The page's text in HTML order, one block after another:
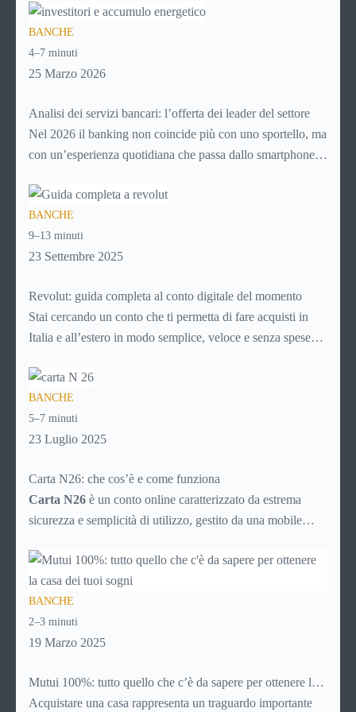
per pagare un corso online, per mandare venti euro a un
amico. Ma se ti chiedi esattamente cosa succede dietro
quella schermata (e soprattutto quanto ti costa davvero)
probabilmente non hai una risposta precisa su come
BANCHE
4–7 minuti
25 Marzo 2026
Analisi dei servizi bancari: l’offerta dei leader del settore
Nel 2026 il banking non coincide più con uno sportello, ma
con un’esperienza quotidiana che passa dallo smartphone.
raggiungere, ma un servizio da aprire in app, usare in pochi
secondi e integrare nella gestione ordinaria della vita.
Controllare il saldo, fare un bonifico, richiedere un prodotto
o monitorare le spese sono attività che ormai devono essere
BANCHE
9–13 minuti
23 Settembre 2025
Revolut: guida completa al conto digitale del momento
Stai cercando un conto che ti permetta di fare acquisti in
Italia e all’estero in modo semplice, veloce e senza spese
smartphone, senza code in banca o documenti cartacei?
Allora è il momento di scoprire Revolut, una delle soluzioni
fintech più utilizzate al mondo.
BANCHE
5–7 minuti
23 Luglio 2025
Carta N26: che cos’è e come funziona
Carta N26 è un conto online caratterizzato da estrema
sicurezza e semplicità di utilizzo, gestito da una mobile
sistema finanziario tedesco e, nonostante non abbia sedi
fisiche, consente il prelievo di denaro allo sportello in tutto
il mondo.
BANCHE
2–3 minuti
19 Marzo 2025
Mutui 100%: tutto quello che c’è da sapere per ottenere la
casa dei tuoi sogni
Acquistare una casa rappresenta un traguardo importante